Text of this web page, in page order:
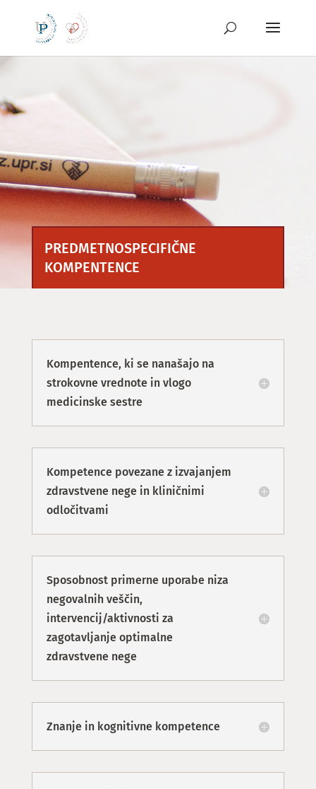
vsebino
PREDMETNOSPECIFIČNE
KOMPENTENCE
Kompentence, ki se nanašajo na
strokovne vrednote in vlogo
medicinske sestre
Kompetence povezane z izvajanjem
zdravstvene nege in kliničnimi
odločitvami
Sposobnost primerne uporabe niza
negovalnih veščin,
intervencij/aktivnosti za
zagotavljanje optimalne
zdravstvene nege
Znanje in kognitivne kompetence